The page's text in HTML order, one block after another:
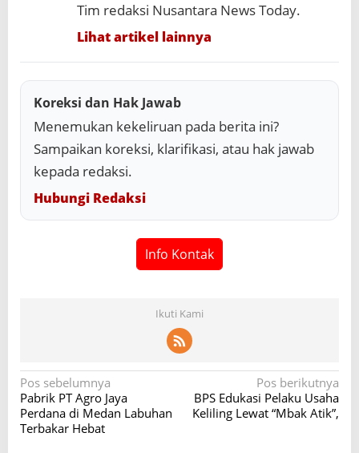
Tim redaksi Nusantara News Today.
Lihat artikel lainnya
Koreksi dan Hak Jawab
Menemukan kekeliruan pada berita ini?
Sampaikan koreksi, klarifikasi, atau hak jawab
kepada redaksi.
Hubungi Redaksi
Info Kontak
Ikuti Kami
N
a
v
Pos sebelumnya
Pabrik PT Agro Jaya
Perdana di Medan Labuhan
Terbakar Hebat
Pos berikutnya
BPS Edukasi Pelaku Usaha
Keliling Lewat “Mbak Atik”,